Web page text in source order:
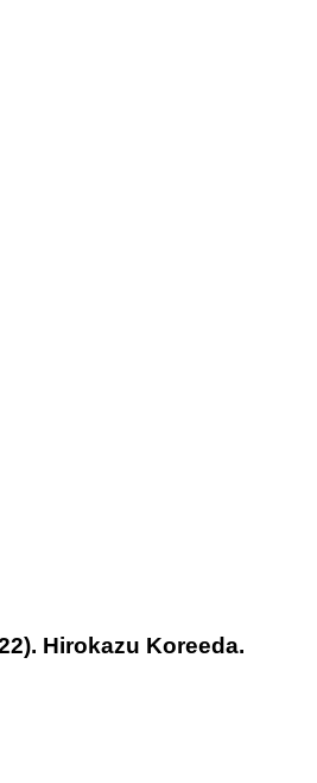
Hirokazu Koreeda.